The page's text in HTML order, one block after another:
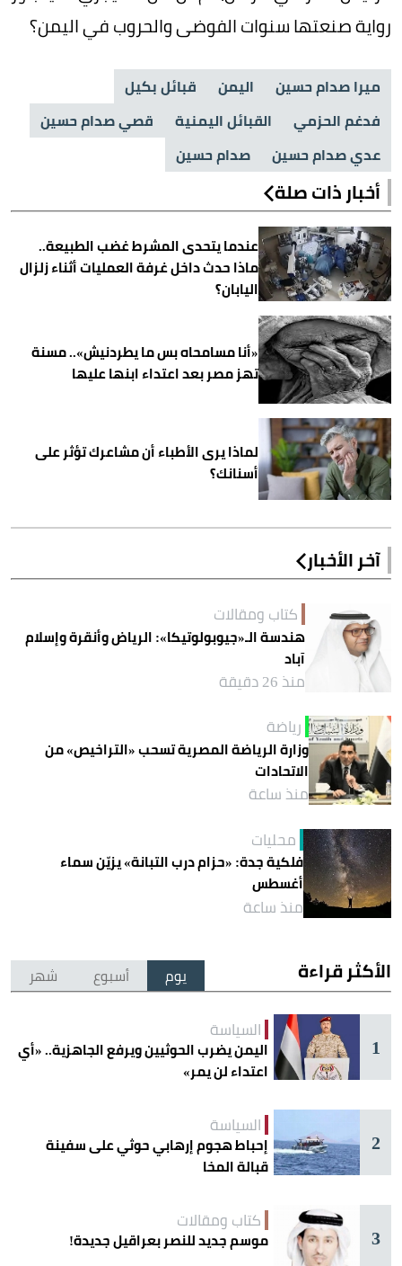
رواية صنعتها سنوات الفوضى والحروب في اليمن؟
ميرا صدام حسين اليمن
قبائل بكيل
فدغم الحزمي
القبائل اليمنية
قصي صدام حسين
عدي صدام حسين
صدام حسين
أخبار ذات صلة
عندما يتحدى المشرط غضب الطبيعة..
ماذا حدث داخل غرفة العمليات أثناء زلزال
اليابان؟
«أنا مسامحاه بس ما يطردنيش».. مسنة
تهز مصر بعد اعتداء ابنها عليها
لماذا يرى الأطباء أن مشاعرك تؤثر على
أسنانك؟
آخر الأخبار
كتاب ومقالات
هندسة الـ«جيوبولوتيكا»: الرياض وأنقرة وإسلام
آباد
منذ 26 دقيقة
رياضة
وزارة الرياضة المصرية تسحب «التراخيص» من
الاتحادات
منذ ساعة
محليات
فلكية جدة: «حزام درب التبانة» يزيّن سماء
أغسطس
منذ ساعة
الأكثر قراءة يوم أسبوع شهر
1
السياسة
اليمن يضرب الحوثيين ويرفع الجاهزية.. «أي
اعتداء لن يمر»
2
السياسة
إحباط هجوم إرهابي حوثي على سفينة
قبالة المخا
3
كتاب ومقالات
موسم جديد للنصر بعراقيل جديدة!